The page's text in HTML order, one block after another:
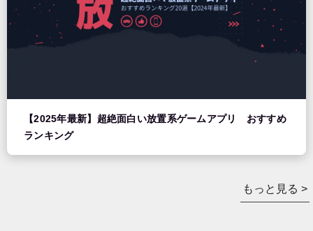
【2025年最新】超絶面白い放置系ゲームアプリ おすすめ
ランキング
もっと見る >